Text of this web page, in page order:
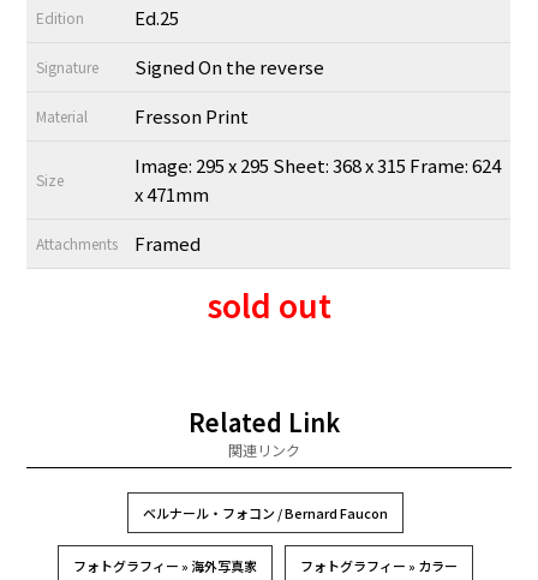
Edition Ed.25
Signature Signed On the reverse
Material Fresson Print
Size
Image: 295 x 295 Sheet: 368 x 315 Frame: 624
x 471mm
Attachments Framed
sold out
Related Link
関連リンク
ベルナール・フォコン / Bernard Faucon
フォトグラフィー » 海外写真家 フォトグラフィー » カラー